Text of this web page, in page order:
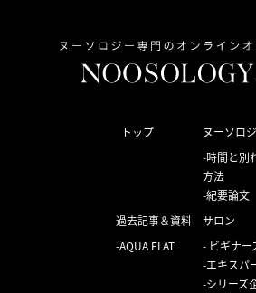
トップ
ヌーソロ
時間と別
方法
紀要論文
過去記事＆資料
AQUA FLAT
サロン
ビギナー
エキスパ
シリーズ